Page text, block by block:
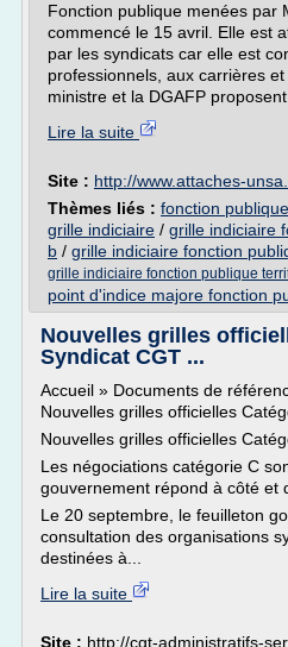
Fonction publique menées par
commencé le 15 avril. Elle est
par les syndicats car elle est
professionnels, aux carrières
ministre et la DGAFP proposent
Lire la suite
Site : http://www.attaches-
Thèmes liés : fonction
grille indiciaire / grille indiciaire
b / grille indiciaire fonction
grille indiciaire fonction publique
point d'indice majore fonction
Nouvelles grilles
Syndicat CGT ...
Accueil » Documents de
Nouvelles grilles officielles
Nouvelles grilles officielles
Les négociations catégorie C
gouvernement répond à côté et
Le 20 septembre, le feuilleton
consultation des organisations
destinées à...
Lire la suite
Site : http://cgt-administratifs-